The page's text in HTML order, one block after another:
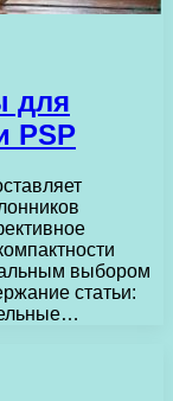
для
PSP
выбором
статьи: